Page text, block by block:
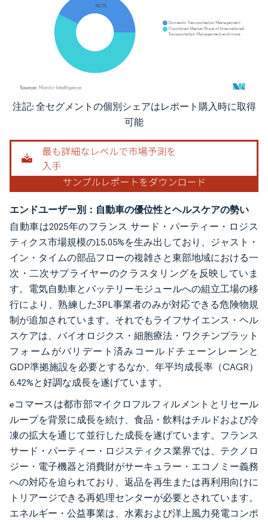
画像 © Mordor Intelligence。再利用にはCC BY 4.0の表示が必要です。
注記: 全セグメントの個別シェアはレポート購入時に取得
可能
エンドユーザー別：自動車の優位性とヘルスケアの勢い
自動車は2025年のフランス サード・パーティー・ロジス
ティクス市場規模の15.05%を生み出しており、ジャスト・
イン・タイムの部品フローの複雑さと東部地域における一
次・二次サプライヤーのクラスタリングを反映していま
す。電気自動車とバッテリーモジュールへの組立工場の移
行により、熟練した3PL事業者のみが対応できる危険物規
制が追加されています。それでもライフサイエンス・ヘル
スケアは、バイオロジクス・細胞療法・ワクチンプラット
フォームがバリデート済みコールドチェーンレーンと
GDP準拠施設を必要とするなか、年平均成長率（CAGR）
6.42%と好調な成長を遂げています。
eコマースは都市部マイクロフルフィルメントとリセール
ループを背景に成長を続け、食品・飲料はチルドおよび冷
凍の拡大を通じて並行した成長を遂げています。フランス
サード・パーティー・ロジスティクス業界では、テクノロ
ジー・電子機器と消費財がサーキュラー・エコノミー義務
への対応を迫られており、返品を再生または再利用向けに
トリアージできる再処理センターが必要とされています。
エネルギー・公益事業は、水素および洋上風力発電コンポ